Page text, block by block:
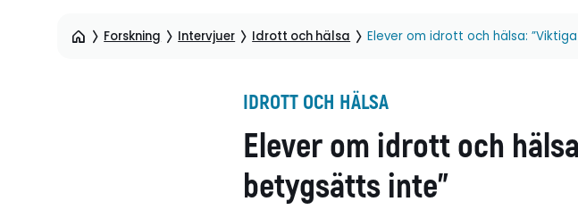
Forskning Intervjuer Idrott och hälsa Elever om idrott och hälsa:
IDROTT OCH HÄLSA
Elever om idrott och
betygsätts inte”